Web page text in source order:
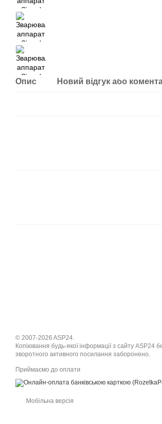
Опис Новий відгук або
© 2007-2026 ASP24.
Копіювання будь-якої інформації з сайту ASP24
зворотного активного посилання заборонено.
Приймаємо до оплати
Мобільна версія